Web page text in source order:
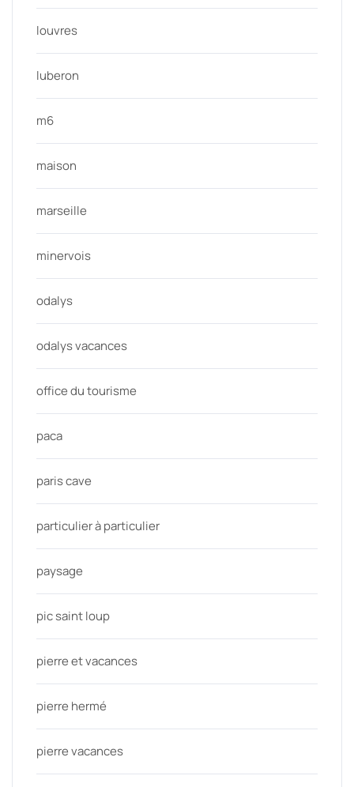
louvres
luberon
m6
maison
marseille
minervois
odalys
odalys vacances
office du tourisme
paca
paris cave
particulier à particulier
paysage
pic saint loup
pierre et vacances
pierre hermé
pierre vacances